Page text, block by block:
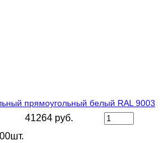
прямоугольный белый RAL 9003
41264 руб.